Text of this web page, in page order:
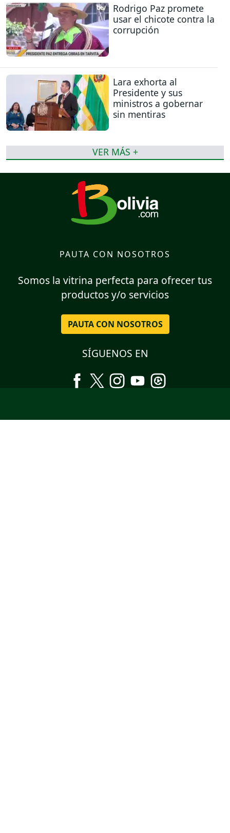
Rodrigo Paz promete
usar el chicote contra la
corrupción
Lara exhorta al
Presidente y sus
ministros a gobernar
sin mentiras
VER MÁS +
PAUTA CON NOSOTROS
Somos la vitrina perfecta para ofrecer tus
productos y/o servicios
PAUTA CON NOSOTROS
SÍGUENOS EN